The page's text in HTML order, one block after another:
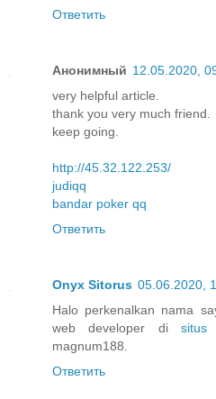
Ответить
Анонимный 12.05.2020,
very helpful article.
thank you very much friend.
keep going.
http://45.32.122.253/
judiqq
bandar poker qq
Ответить
Onyx Sitorus 05.06.2020,
Halo perkenalkan nama
web developer di
magnum188.
Ответить